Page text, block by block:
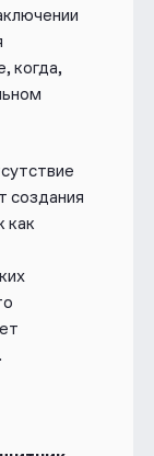
когда,
создания
как